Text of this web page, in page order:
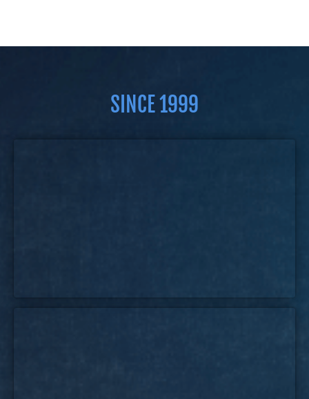
SINCE 1999